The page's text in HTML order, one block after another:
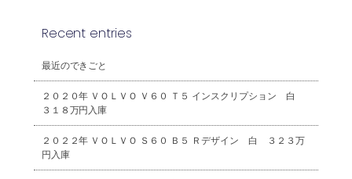
Recent entries
最近のできごと
２０２０年 ＶＯＬＶＯ Ｖ６０ Ｔ５ インスクリプション 白
３１８万円入庫
２０２２年 ＶＯＬＶＯ Ｓ６０ Ｂ５ Ｒデザイン 白 ３２３万
円入庫